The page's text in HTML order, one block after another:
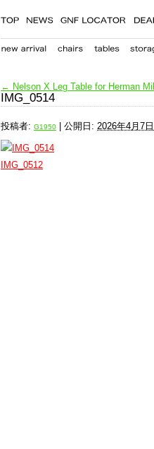
← Nelson X Leg Table for Herman
IMG_0514
投稿者: G1950 公開日: 2026年4月7日
IMG_0512